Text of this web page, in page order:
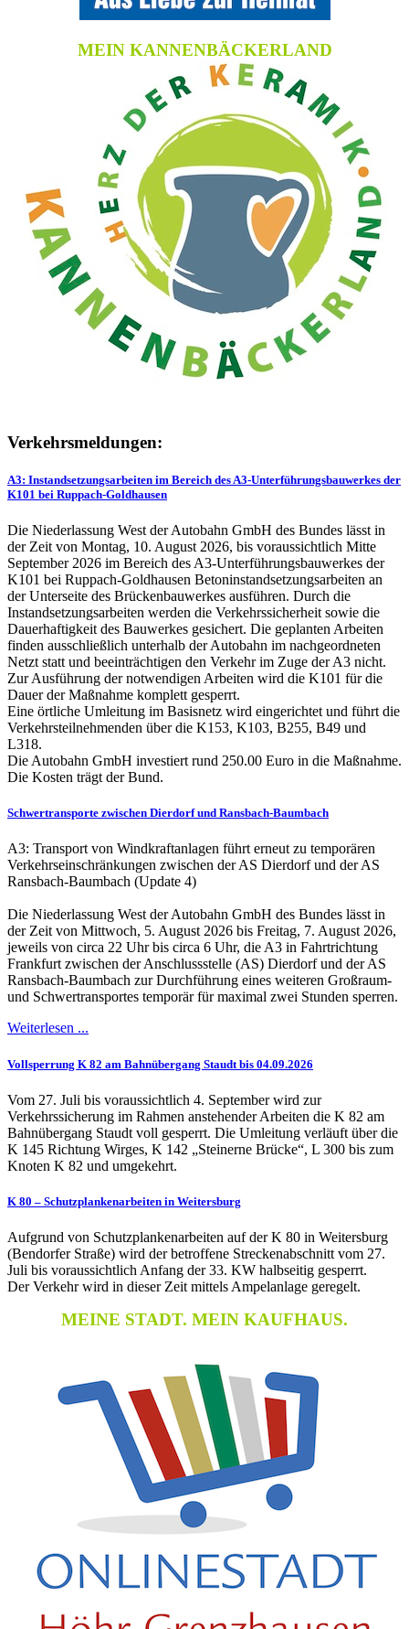
MEIN KANNENBÄCKERLAND
Verkehrsmeldungen:
A3: Instandsetzungsarbeiten im Bereich des A3-Unterführungsbauwerkes der
K101 bei Ruppach-Goldhausen
Die Niederlassung West der Autobahn GmbH des Bundes lässt in
der Zeit von Montag, 10. August 2026, bis voraussichtlich Mitte
September 2026 im Bereich des A3-Unterführungsbauwerkes der
K101 bei Ruppach-Goldhausen Betoninstandsetzungsarbeiten an
der Unterseite des Brückenbauwerkes ausführen. Durch die
Instandsetzungsarbeiten werden die Verkehrssicherheit sowie die
Dauerhaftigkeit des Bauwerkes gesichert. Die geplanten Arbeiten
finden ausschließlich unterhalb der Autobahn im nachgeordneten
Netzt statt und beeinträchtigen den Verkehr im Zuge der A3 nicht.
Zur Ausführung der notwendigen Arbeiten wird die K101 für die
Dauer der Maßnahme komplett gesperrt.
Eine örtliche Umleitung im Basisnetz wird eingerichtet und führt die
Verkehrsteilnehmenden über die K153, K103, B255, B49 und
L318.
Die Autobahn GmbH investiert rund 250.00 Euro in die Maßnahme.
Die Kosten trägt der Bund.
Schwertransporte zwischen Dierdorf und Ransbach-Baumbach
A3: Transport von Windkraftanlagen führt erneut zu temporären
Verkehrseinschränkungen zwischen der AS Dierdorf und der AS
Ransbach-Baumbach (Update 4)
Die Niederlassung West der Autobahn GmbH des Bundes lässt in
der Zeit von Mittwoch, 5. August 2026 bis Freitag, 7. August 2026,
jeweils von circa 22 Uhr bis circa 6 Uhr, die A3 in Fahrtrichtung
Frankfurt zwischen der Anschlussstelle (AS) Dierdorf und der AS
Ransbach-Baumbach zur Durchführung eines weiteren Großraum-
und Schwertransportes temporär für maximal zwei Stunden sperren.
Weiterlesen ...
Vollsperrung K 82 am Bahnübergang Staudt bis 04.09.2026
Vom 27. Juli bis voraussichtlich 4. September wird zur
Verkehrssicherung im Rahmen anstehender Arbeiten die K 82 am
Bahnübergang Staudt voll gesperrt. Die Umleitung verläuft über die
K 145 Richtung Wirges, K 142 „Steinerne Brücke“, L 300 bis zum
Knoten K 82 und umgekehrt.
K 80 – Schutzplankenarbeiten in Weitersburg
Aufgrund von Schutzplankenarbeiten auf der K 80 in Weitersburg
(Bendorfer Straße) wird der betroffene Streckenabschnitt vom 27.
Juli bis voraussichtlich Anfang der 33. KW halbseitig gesperrt.
Der Verkehr wird in dieser Zeit mittels Ampelanlage geregelt.
MEINE STADT. MEIN KAUFHAUS.